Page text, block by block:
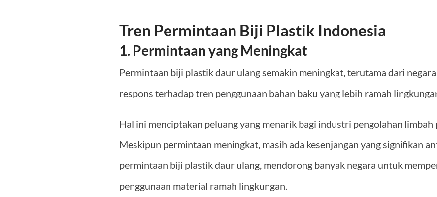
Tren Permintaan Biji Plastik Indonesia
1. Permintaan yang Meningkat
Permintaan biji plastik daur ulang semakin meningkat, terutama dari
respons terhadap tren penggunaan bahan baku yang lebih ramah
Hal ini menciptakan peluang yang menarik bagi industri pengolahan limbah
Meskipun permintaan meningkat, masih ada kesenjangan yang signifikan
permintaan biji plastik daur ulang, mendorong banyak negara untuk
penggunaan material ramah lingkungan.